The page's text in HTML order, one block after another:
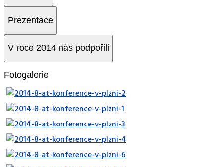
Prezentace
V roce 2014 nás podpořili
Fotogalerie